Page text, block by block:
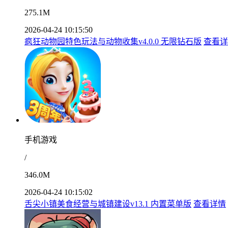
275.1M
2026-04-24 10:15:50
疯狂动物园特色玩法与动物收集v4.0.0 无限钻石版 查看
手机游戏
/
346.0M
2026-04-24 10:15:02
舌尖小镇美食经营与城镇建设v13.1 内置菜单版 查看详情